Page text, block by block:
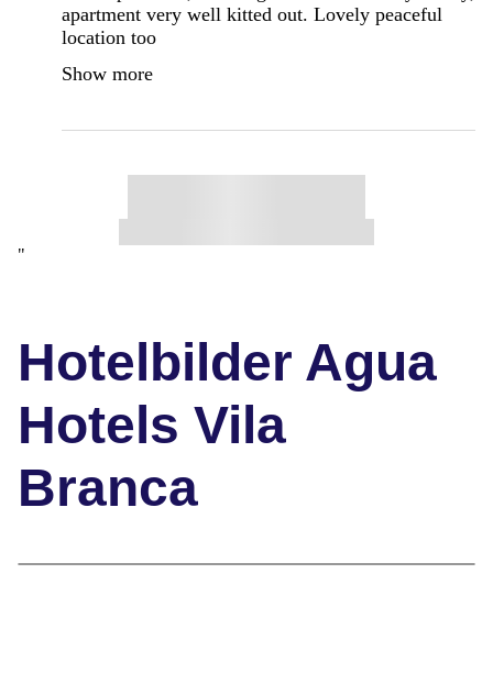
apartment very well kitted out. Lovely peaceful
location too
Show more
"
Hotelbilder Agua
Hotels Vila
Branca